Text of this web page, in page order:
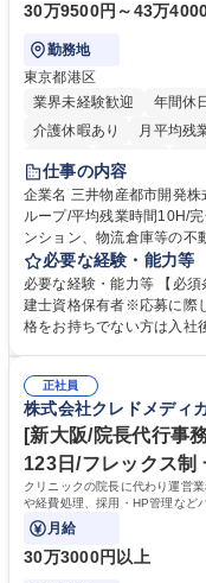
30万9500円～43万
勤務地
東京都港区
業界未経験歓迎
年間休
介護休暇あり
月平均残
在宅OK
賞与あり
駅近5分以内
土日祝休み
仕事の内容
企業名 三井物産都市開発株式会社 求人名 【営業事務】業
ループ/平均残業時間10H/完全週休2日 仕事の内容
ンション、物流倉庫等の不
貸運営、売却、仲介・活用
いただきます。 【詳細】・契約書管理、契約書製本、捺印対応、ファイリ
ング、登記簿取得、調書取
求・支払データ登録、取引
の他に担当頂く業務が発生する場合があ
業務職/三井物産グループ/
必要な経験・能力等
必要な経験・能力等 【必
建士資格保有者※応募に際
格をお持ちでない方は入社
ション力がある方。 ・チャ
方。多様な関係者と謙虚に
ール管理が出来る方。※将
へのジョブローテーションの可能性があ
院 大学 語学力： 資格：宅
正社員
株式会社クレドメディ
[新大阪/院長代行事
123日/フレックス制
クリニックの院長に代わり運営
や経費処理、採用・HP管理など
現場を支え、専門スキルを構築で
月給
30万3000円以上